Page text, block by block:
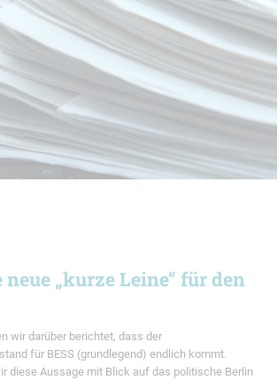
neue „kurze Leine“ für den
wir darüber berichtet, dass der
für BESS (grundlegend) endlich kommt.
diese Aussage mit Blick auf das politische Berlin